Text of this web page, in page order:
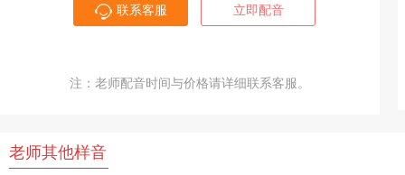
联系客服 立即配音
注：老师配音时间与价格请详细联系客服。
老师其他样音